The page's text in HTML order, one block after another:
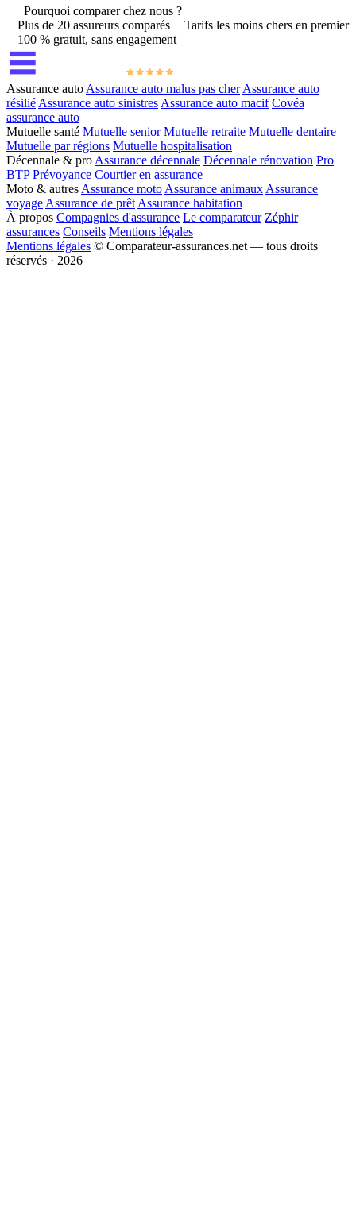
Pourquoi comparer chez nous ?
Plus de 20 assureurs comparés
Tarifs les moins chers en premier
100 % gratuit, sans engagement
Assurance auto Assurance auto malus pas cher Assurance auto
résilié Assurance auto sinistres Assurance auto macif Covéa
assurance auto
Mutuelle santé Mutuelle senior Mutuelle retraite Mutuelle dentaire
Mutuelle par régions Mutuelle hospitalisation
Décennale & pro Assurance décennale Décennale rénovation Pro
BTP Prévoyance Courtier en assurance
Moto & autres Assurance moto Assurance animaux Assurance
voyage Assurance de prêt Assurance habitation
À propos Compagnies d'assurance Le comparateur Zéphir
assurances Conseils Mentions légales
Mentions légales © Comparateur-assurances.net — tous droits
réservés · 2026